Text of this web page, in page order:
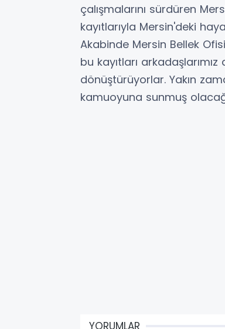
çalışmalarını sürdüren
kayıtlarıyla Mersin'deki
Akabinde Mersin Bellek
bu kayıtları
dönüştürüyorlar. Yakın
kamuoyuna sunmuş
YORUMLAR